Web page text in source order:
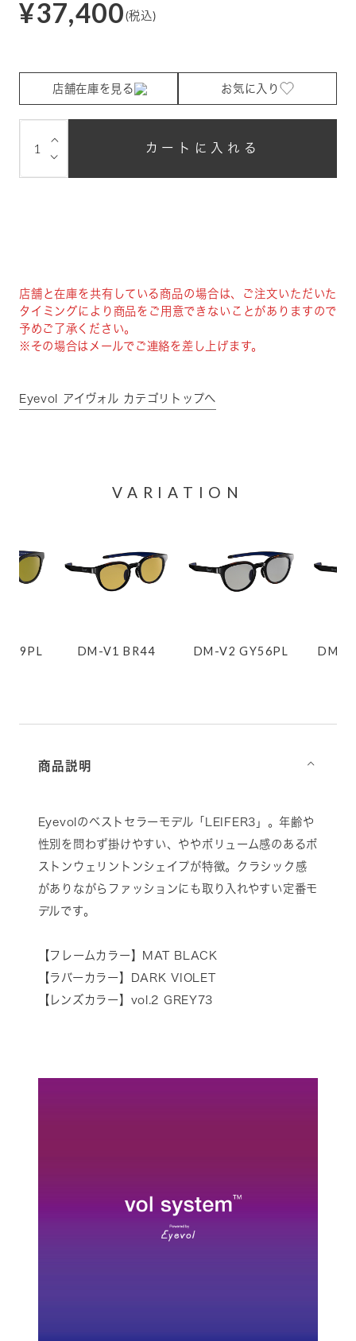
¥37,400 (税込)
店舗在庫を見る お気に入り
⌵
⌵ カートに入れる
店舗と在庫を共有している商品の場合は、ご注文いただいた
タイミングにより商品をご用意できないことがありますので
予めご了承ください。
※その場合はメールでご連絡を差し上げます。
Eyevol アイヴォル カテゴリトップへ
VARIATION
DM-V2 GY56PL DM-V3 GN69PL BK-
商品説明 ⌵
Eyevolのベストセラーモデル「LEIFER3」。年齢や
性別を問わず掛けやすい、ややボリューム感のあるボ
ストンウェリントンシェイプが特徴。クラシック感
がありながらファッションにも取り入れやすい定番モ
デルです。
【フレームカラー】MAT BLACK
【ラバーカラー】DARK VIOLET
【レンズカラー】vol.2 GREY73